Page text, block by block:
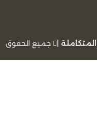
ﺟﻤﻴﻊ اﻟﺤﻘﻮق